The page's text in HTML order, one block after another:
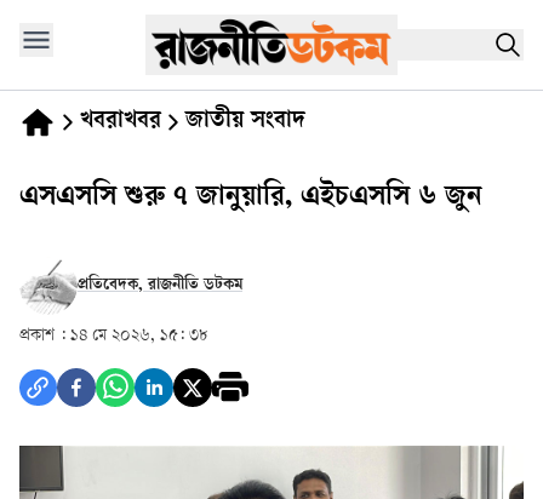
খবরাখবর জাতীয় সংবাদ
এসএসসি শুরু ৭ জানুয়ারি, এইচএসসি ৬ জুন
প্রতিবেদক, রাজনীতি ডটকম
প্রকাশ : ১৪ মে ২০২৬, ১৫: ৩৮